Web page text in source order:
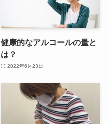
健康的なアルコールの量と
は？
2022年6月23日